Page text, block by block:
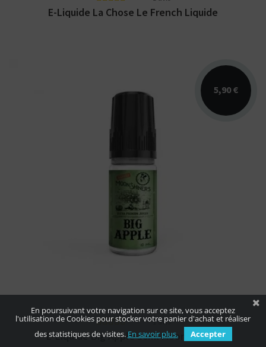
E-Liquide La Chose Le French Liquide
5,90 €
Arômes : pomme, amande, vanille.
Disponible en 10ml nicotiné. Fabriqué en
1 avis
E-Liquide Big Apple 10ml Moonshiners
En poursuivant votre navigation sur ce site, vous acceptez
l'utilisation de Cookies pour stocker votre panier d'achat et réaliser
des statistiques de visites. En savoir plus. Accepter